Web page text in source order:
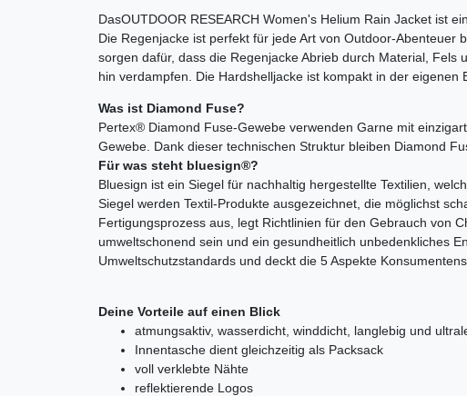
DasOUTDOOR RESEARCH Women's Helium Rain Jacket ist
Die Regenjacke ist perfekt für jede Art von Outdoor-
sorgen dafür, dass die Regenjacke Abrieb durch Material,
hin verdampfen. Die Hardshelljacke ist kompakt in der
Was ist Diamond Fuse?
Pertex® Diamond Fuse-Gewebe verwenden Garne mit
Gewebe. Dank dieser technischen Struktur bleiben Diamond
Für was steht bluesign®?
Bluesign ist ein Siegel für nachhaltig hergestellte Textilien,
Siegel werden Textil-Produkte ausgezeichnet, die möglichst
Fertigungsprozess aus, legt Richtlinien für den Gebrauch von
umweltschonend sein und ein gesundheitlich unbedenkliches
Umweltschutzstandards und deckt die 5 Aspekte
Deine Vorteile auf einen Blick
atmungsaktiv, wasserdicht, winddicht, langlebig und
Innentasche dient gleichzeitig als Packsack
voll verklebte Nähte
reflektierende Logos